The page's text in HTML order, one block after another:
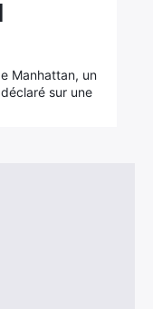
Manhattan, un
sur une